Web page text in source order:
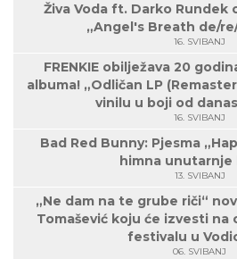
Živa Voda ft. Darko Rundek
„Angel's Breath de/
16. SVIBANJ
FRENKIE obilježava 20
albuma! „Odličan LP
vinilu u boji od
16. SVIBANJ
Bad Red Bunny: Pjesma
himna unutarnje
13. SVIBANJ
„Ne dam na te grube riči“
Tomašević koju će izvesti na
festivalu u
06. SVIBANJ